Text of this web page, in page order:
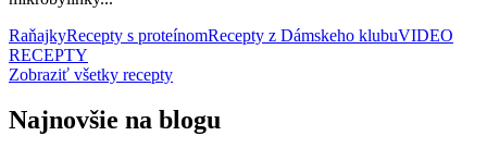
RaňajkyRecepty s proteínomRecepty z Dámskeho klubuVIDEO
RECEPTY
Zobraziť všetky recepty
Najnovšie na blogu